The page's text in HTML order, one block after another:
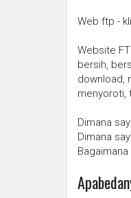
Web ftp -
Website
bersih,
download,
menyoroti,
Dimana
Dimana